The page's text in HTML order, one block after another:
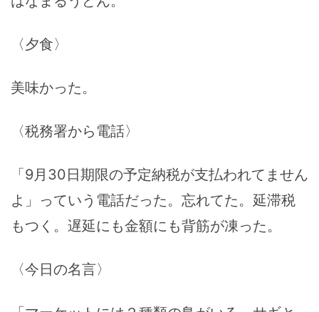
〈夕食〉
美味かった。
〈税務署から電話〉
「9月30日期限の予定納税が支払われてません
よ」っていう電話だった。忘れてた。延滞税
もつく。遅延にも金額にも背筋が凍った。
〈今日の名言〉